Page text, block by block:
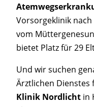
Vorsorgeklinik nach
vom
bietet Platz für 29
Und wir suchen
Ärztlichen Dienstes
Klinik Nordlicht in